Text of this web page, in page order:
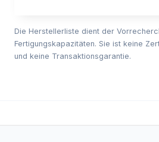
Die Herstellerliste dient der
Fertigungskapazitäten. Sie ist keine
und keine Transaktionsgarantie.